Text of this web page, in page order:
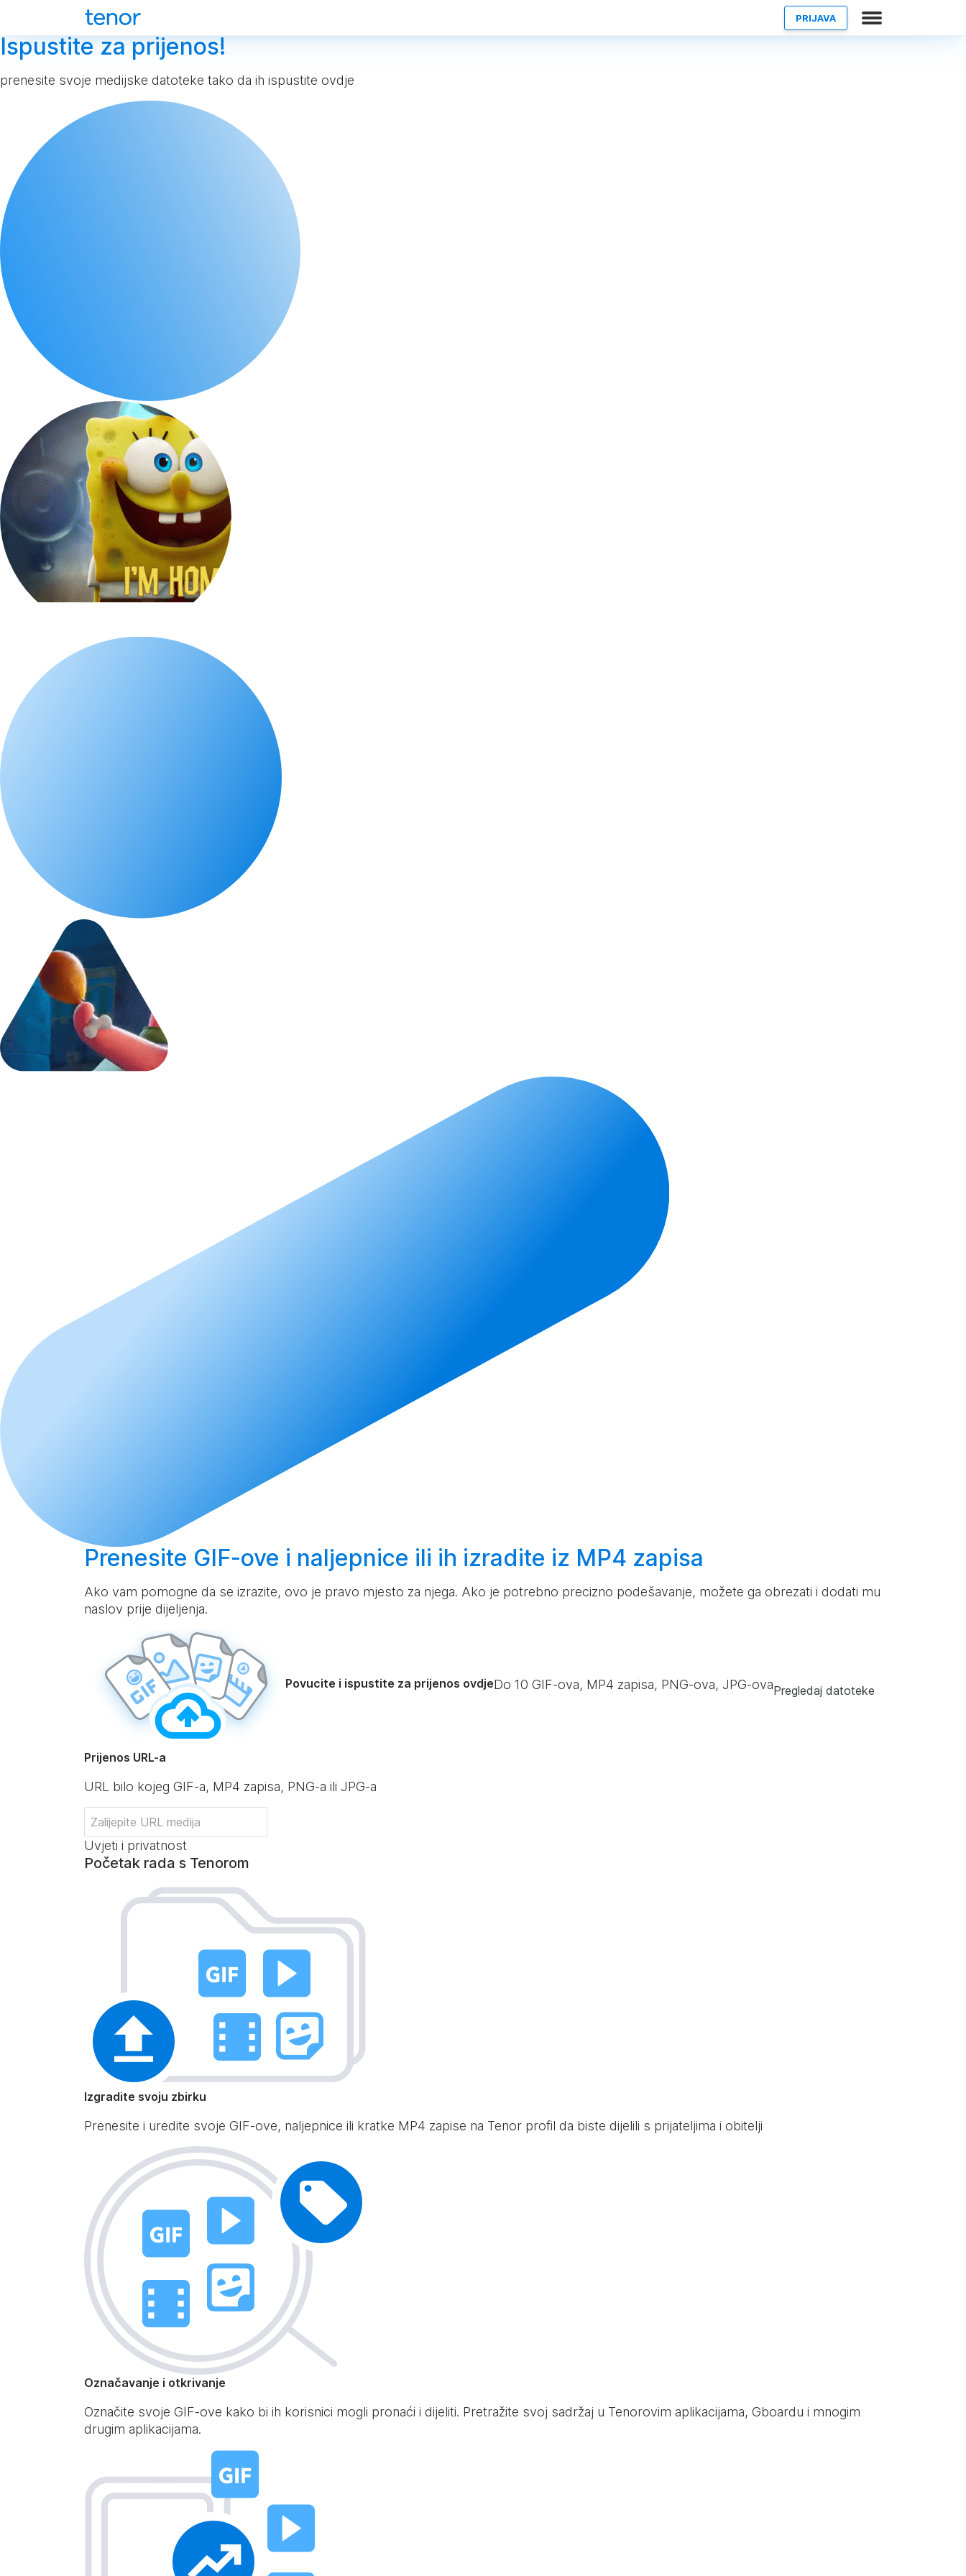
PRIJAVA
Ispustite za prijenos!
prenesite svoje medijske datoteke tako da ih ispustite ovdje
Prenesite GIF-ove i naljepnice ili ih izradite iz MP4 zapisa
Ako vam pomogne da se izrazite, ovo je pravo mjesto za njega. Ako je potrebno precizno podešavanje, možete ga obrezati i dodati mu
naslov prije dijeljenja.
Povucite i ispustite za prijenos ovdjeDo 10 GIF-ova, MP4 zapisa, PNG-ova, JPG-ovaPregledaj datoteke
Prijenos URL-a
URL bilo kojeg GIF-a, MP4 zapisa, PNG-a ili JPG-a
Uvjeti i privatnost
Početak rada s Tenorom
Izgradite svoju zbirku
Prenesite i uredite svoje GIF-ove, naljepnice ili kratke MP4 zapise na Tenor profil da biste dijelili s prijateljima i obitelji
Označavanje i otkrivanje
Označite svoje GIF-ove kako bi ih korisnici mogli pronaći i dijeliti. Pretražite svoj sadržaj u Tenorovim aplikacijama, Gboardu i mnogim
drugim aplikacijama.